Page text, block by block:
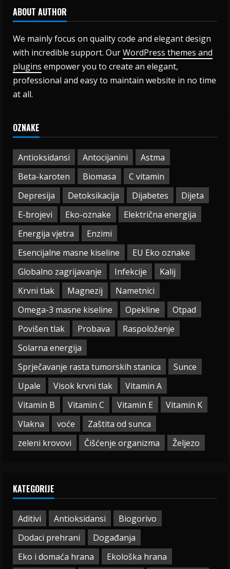
ABOUT AUTHOR
We mainly focus on quality code and elegant design
with incredible support. OurWordPress themes and
plugins empower you to create an elegant,
professional and easy to maintain website in no time
at all.
OZNAKE
Antioksidansi Antocijanini
Astma
Beta-karoten
Biomasa
C vitamin
Depresija
Detoksikacija Dijabetes
Dijeta
E-brojevi
Eko-oznake
Električna energija
Energija vjetra
Enzimi
Esencijalne masne kiseline
EU Eko oznake
Globalno zagrijavanje
Infekcije
Kalij
Krvni tlak
Magnezij
Nametnici
Omega-3 masne kiseline
Opekline
Otpad
Povišen tlak
Probava
Raspoloženje
Solarna energija
Sprječavanje rasta tumorskih stanica
Sunce
Upale
Visok krvni tlak
Vitamin A
Vitamin B
Vitamin C Vitamin E
Vitamin K
Vlakna
voće
Zaštita od sunca
zeleni krovovi
Čišćenje organizma Željezo
KATEGORIJE
Aditivi Antioksidansi
Biogorivo
Dodaci prehrani
Događanja
Eko i domaća hrana
Ekološka hrana